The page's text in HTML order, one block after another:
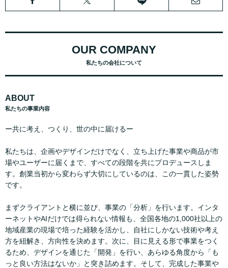
OUR COMPANY
私たちの会社について
ABOUT
私たちの事業内容
ー共に考え、つくり、世の中に届けるー
私たちは、企画やデザインだけでなく、立ち上げた事業や商品が市
場やユーザーに届くまで、すべての段階を共にプロデュースしま
す。創業当初から変わらず大切にしているのは、この一貫した姿勢
です。
まずクライアントと横に並び、事業の「分析」を行います。インタ
ーネットやAIだけでは得られない情報も、全国各地の1,000社以上の
地域産業の現場で培った経験を活かし、自社にしかない技術や考え
方を紐解き、方向性を決めます。次に、目に見える形で事業をつく
るため、デザインを通じた「開発」を行い、あらゆる角度から「も
っと良い方法はないか」と突き詰めます。そして、完成した事業や